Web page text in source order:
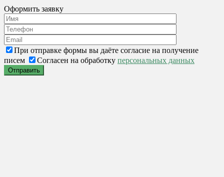
Оформить заявку
При отправке формы вы даёте согласие на получение
писем
Согласен на обработку персональных данных